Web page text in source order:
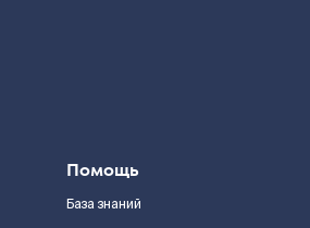
Помощь
База знаний